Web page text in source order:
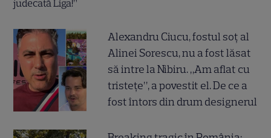
Alexandru Ciucu, fostul soț al
Alinei Sorescu, nu a fost lăsat
să intre la Nibiru. „Am aflat cu
tristețe”, a povestit el. De ce a
fost întors din drum designerul